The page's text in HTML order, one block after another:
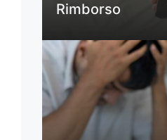
Rimborso